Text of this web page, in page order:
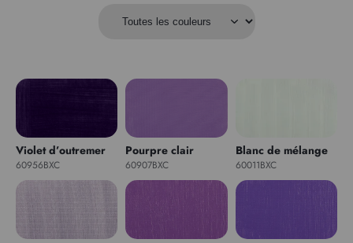
Violet d’outremer
60956BXC
Pourpre clair
60907BXC
Blanc de mélange
60011BXC